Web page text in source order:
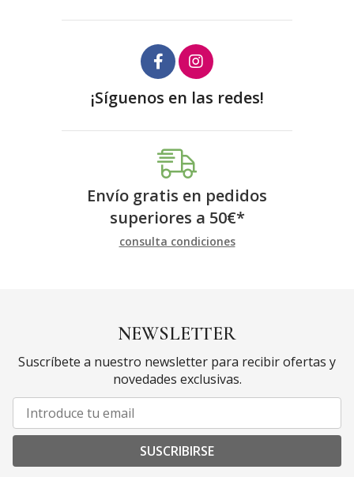
¡Síguenos en las redes!
Envío gratis en pedidos
superiores a 50€*
consulta condiciones
NEWSLETTER
Suscríbete a nuestro newsletter para recibir ofertas y
novedades exclusivas.
SUSCRIBIRSE